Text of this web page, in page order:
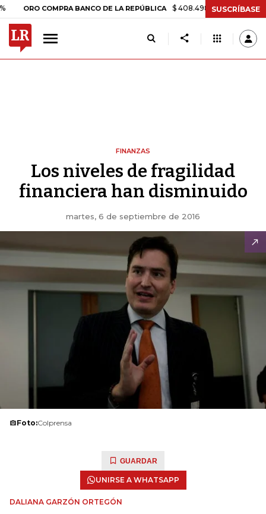
ORO COMPRA BANCO DE LA REPÚBLICA $ 408.498,97 +$ 8.753,81
SUSCRÍBASE
FINANZAS
Los niveles de fragilidad
financiera han disminuido
martes, 6 de septiembre de 2016
Foto:Colprensa
GUARDAR
UNIRSE A WHATSAPP
DALIANA GARZÓN ORTEGÓN